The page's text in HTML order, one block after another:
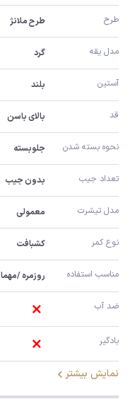
طرح طرح ملانژ
مدل یقه گرد
آستین بلند
قد بالای باسن
نحوه بسته شدن جلوبسته
تعداد جیب بدون جیب
مدل تیشرت معمولی
نوع کمر کشبافت
مناسب استفاده روزمره /
ضد آب
بادگیر
نمایش بیشتر